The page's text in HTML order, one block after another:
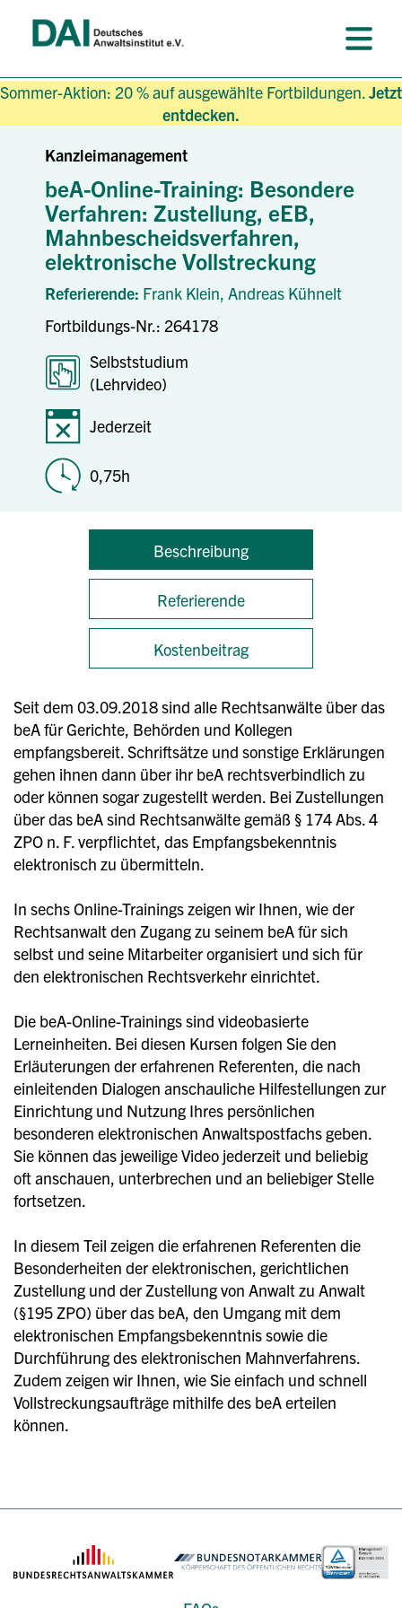
Sommer-Aktion: 20 % auf ausgewählte Fortbildungen.Jetzt
entdecken.
Kanzleimanagement
beA-Online-Training: Besondere
Verfahren: Zustellung, eEB,
Mahnbescheidsverfahren,
elektronische Vollstreckung
Referierende: Frank Klein, Andreas Kühnelt
Fortbildungs-Nr.: 264178
Selbststudium
(Lehrvideo)
Jederzeit
0,75h
Beschreibung
Referierende
Kostenbeitrag
Seit dem 03.09.2018 sind alle Rechtsanwälte über das
beA für Gerichte, Behörden und Kollegen
empfangsbereit. Schriftsätze und sonstige Erklärungen
gehen ihnen dann über ihr beA rechtsverbindlich zu
oder können sogar zugestellt werden. Bei Zustellungen
über das beA sind Rechtsanwälte gemäß § 174 Abs. 4
ZPO n. F. verpflichtet, das Empfangsbekenntnis
elektronisch zu übermitteln.
In sechs Online-Trainings zeigen wir Ihnen, wie der
Rechtsanwalt den Zugang zu seinem beA für sich
selbst und seine Mitarbeiter organisiert und sich für
den elektronischen Rechtsverkehr einrichtet.
Die beA-Online-Trainings sind videobasierte
Lerneinheiten. Bei diesen Kursen folgen Sie den
Erläuterungen der erfahrenen Referenten, die nach
einleitenden Dialogen anschauliche Hilfestellungen zur
Einrichtung und Nutzung Ihres persönlichen
besonderen elektronischen Anwaltspostfachs geben.
Sie können das jeweilige Video jederzeit und beliebig
oft anschauen, unterbrechen und an beliebiger Stelle
fortsetzen.
In diesem Teil zeigen die erfahrenen Referenten die
Besonderheiten der elektronischen, gerichtlichen
Zustellung und der Zustellung von Anwalt zu Anwalt
(§195 ZPO) über das beA, den Umgang mit dem
elektronischen Empfangsbekenntnis sowie die
Durchführung des elektronischen Mahnverfahrens.
Zudem zeigen wir Ihnen, wie Sie einfach und schnell
Vollstreckungsaufträge mithilfe des beA erteilen
können.